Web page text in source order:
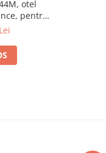
otel
pentru
si